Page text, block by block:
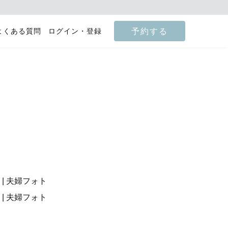
くある質問 ログイン・登録 予約する